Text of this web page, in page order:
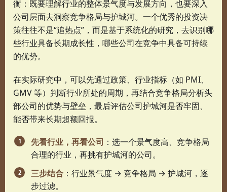
衡：既要理解行业的整体景气度与发展方向，也要深入
公司层面去洞察竞争格局与护城河。一个优秀的投资决
策往往不是“追热点”，而是基于系统化的研究，去识别哪
些行业具备长期成长性，哪些公司在竞争中具备可持续
的优势。
在实际研究中，可以先通过政策、行业指标（如 PMI、
GMV 等）判断行业所处的周期，再结合竞争格局分析头
部公司的优势与壁垒，最后评估公司护城河是否牢固、
能否带来长期超额回报。
先看行业，再看公司 ：选一个景气度高、竞争格局
合理的行业，再挑有护城河的公司。
三步结合 ：行业景气度 → 竞争格局 → 护城河，逐
步过滤。